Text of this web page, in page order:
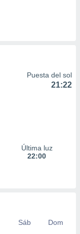
Puesta del sol
21:22
Última luz
22:00
Sáb
Dom